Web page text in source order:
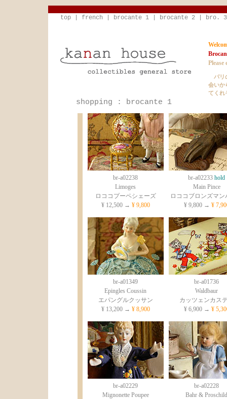
top french brocante 1 brocante 2 bro. 3
パリ
会いか
てくれ
shopping : brocante 1
br-a02238
Limoges
ロココプーペシェーズ
¥ 12,500 → ¥ 9,800
br-a02233 hold
Main Pince
ロココブロンズマン
¥ 9,800 → ¥
br-a01349
Epingles Coussin
エパングルクッサン
¥ 13,200 → ¥ 8,900
br-a01736
Waldbaur
カッツェンカス
¥ 6,900 → ¥
br-a02229
Mignonette Poupee
br-a02228
Bahr & Proschild